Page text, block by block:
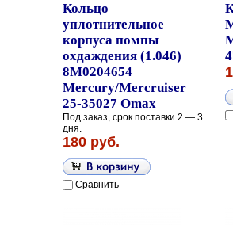
Кольцо
уплотнительное
корпуса помпы
охдаждения (1.046)
8M0204654
Mercury/Mercruiser
25-35027 Omax
Под заказ, срок поставки 2 — 3
дня.
180 руб.
Сравнить